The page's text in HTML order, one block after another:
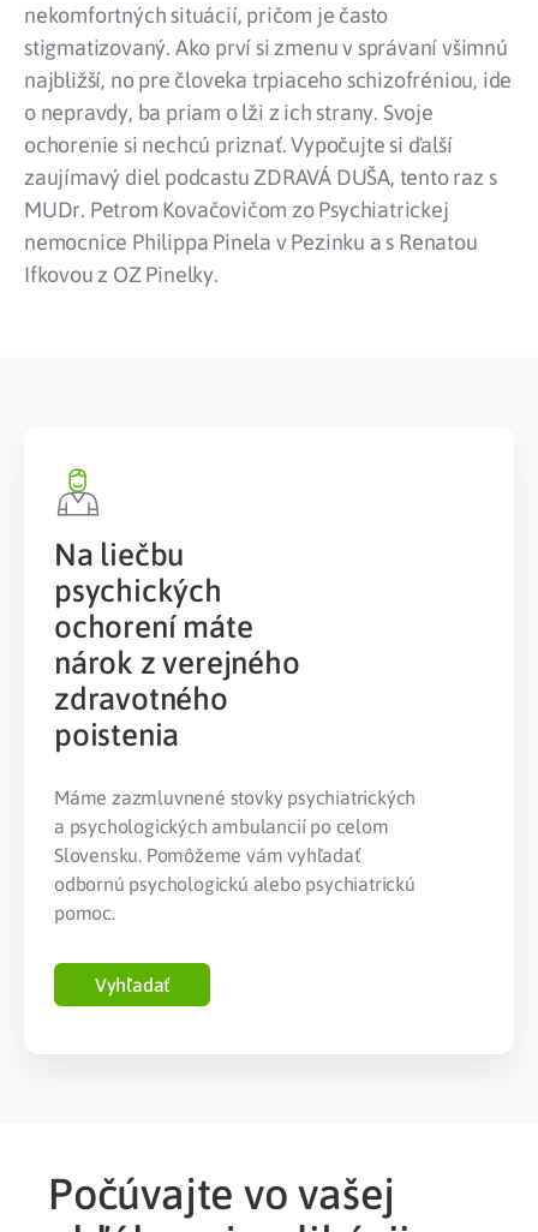
nekomfortných situácií, pričom je často
stigmatizovaný. Ako prví si zmenu v správaní všimnú
najbližší, no pre človeka trpiaceho schizofréniou, ide
o nepravdy, ba priam o lži z ich strany. Svoje
ochorenie si nechcú priznať. Vypočujte si ďalší
zaujímavý diel podcastu ZDRAVÁ DUŠA, tento raz s
MUDr. Petrom Kovačovičom zo Psychiatrickej
nemocnice Philippa Pinela v Pezinku a s Renatou
Ifkovou z OZ Pinelky.
Na liečbu
psychických
ochorení máte
nárok z verejného
zdravotného
poistenia
Máme zazmluvnené stovky psychiatrických
a psychologických ambulancií po celom
Slovensku. Pomôžeme vám vyhľadať
odbornú psychologickú alebo psychiatrickú
pomoc.
Vyhľadať
Počúvajte vo vašej